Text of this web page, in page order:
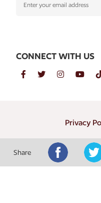
Share
CONNECT WITH US
Copyright © 2026 PT.
Privacy